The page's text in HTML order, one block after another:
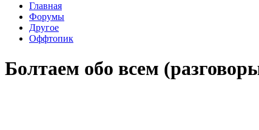
Главная
Форумы
Другое
Оффтопик
Болтаем обо всем